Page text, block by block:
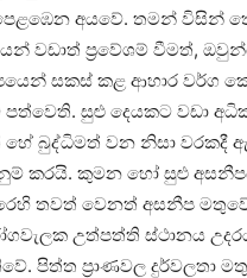
අයවේ. තමන් විසින්
වඩාත් ප්‍රවේශම් වීමත්,
සකස්‌ කළ ආහාර වර්ග
සුළු දෙයකට වඩා
බුද්ධිමත් වන නිසා වරකදී
කරයි. කුමන හෝ සුළු
තවත් වෙනත් අසනීප
උත්පත්ති ස්‌ථානය
පිත්ත ප්‍රාණවල දුර්වලතා